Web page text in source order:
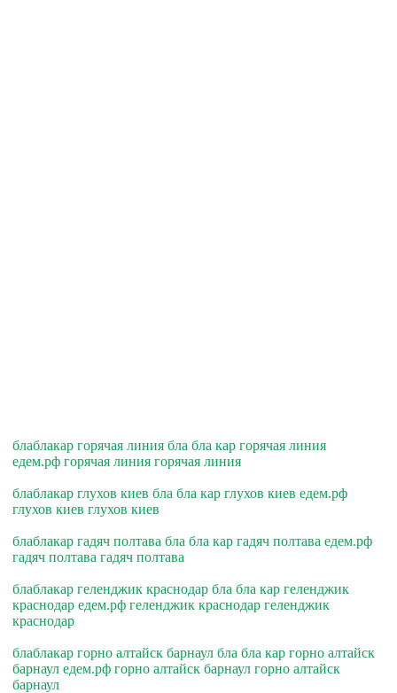
блаблакар горячая линия бла бла кар горячая линия
едем.рф горячая линия горячая линия
блаблакар глухов киев бла бла кар глухов киев едем.рф
глухов киев глухов киев
блаблакар гадяч полтава бла бла кар гадяч полтава едем.рф
гадяч полтава гадяч полтава
блаблакар геленджик краснодар бла бла кар геленджик
краснодар едем.рф геленджик краснодар геленджик
краснодар
блаблакар горно алтайск барнаул бла бла кар горно алтайск
барнаул едем.рф горно алтайск барнаул горно алтайск
барнаул